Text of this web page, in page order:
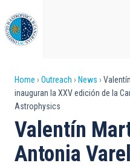
to
main
content
Breadcrumb
Home Outreach News
inauguran la XXV edición de la
Astrophysics
Valentín
Antonia